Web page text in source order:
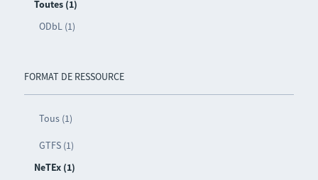
Toutes (1)
ODbL (1)
FORMAT DE RESSOURCE
Tous (1)
GTFS (1)
NeTEx (1)